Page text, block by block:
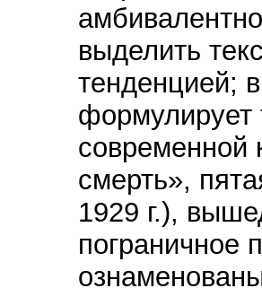
выделить
тенденцией;
формулирует
современной
смерть»,
1929 г.),
пограничное